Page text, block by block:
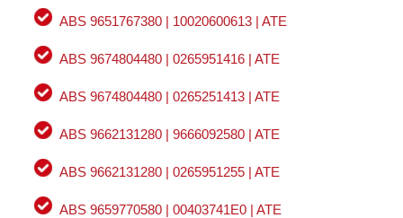
ABS 9651767380 | 10020600613 | ATE
ABS 9674804480 | 0265951416 | ATE
ABS 9674804480 | 0265251413 | ATE
ABS 9662131280 | 9666092580 | ATE
ABS 9662131280 | 0265951255 | ATE
ABS 9659770580 | 00403741E0 | ATE